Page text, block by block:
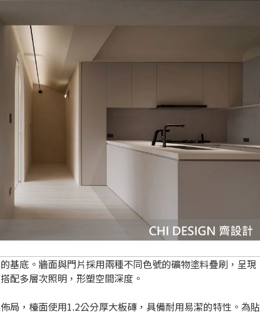
基底。牆面與門片採用兩種不同色號的礦物塗料疊刷，呈現
配多層次照明，形塑空間深度。
局，檯面使用1.2公分厚大板磚，具備耐用易潔的特性。為貼